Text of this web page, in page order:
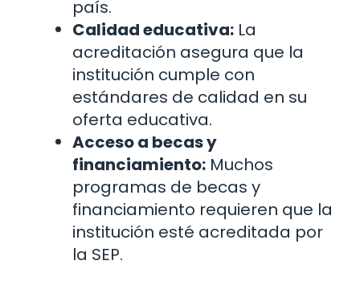
país.
Calidad educativa: La
acreditación asegura que la
institución cumple con
estándares de calidad en su
oferta educativa.
Acceso a becas y
financiamiento: Muchos
programas de becas y
financiamiento requieren que la
institución esté acreditada por
la SEP.